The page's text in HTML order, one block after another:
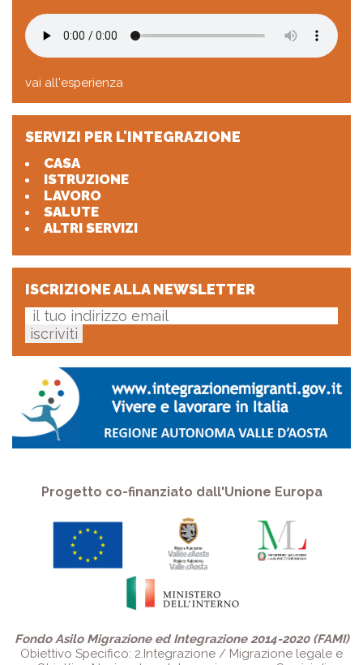
vai all'esperienza
SERVIZI PER L'INTEGRAZIONE
CASA
ISTRUZIONE
LAVORO
SALUTE
ALTRI SERVIZI
ISCRIZIONE ALLA NEWSLETTER
Progetto co-finanziato dall'Unione Europa
Fondo Asilo Migrazione ed Integrazione 2014-2020 (FAMI)
Obiettivo Specifico: 2.Integrazione / Migrazione legale e